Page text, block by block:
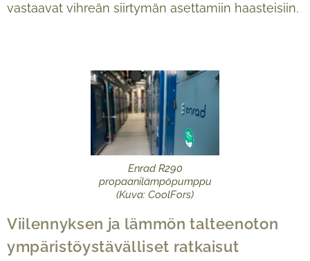
vastaavat vihreän siirtymän asettamiin haasteisiin.
Enrad R290
propaanilämpöpumppu
(Kuva: CoolFors)
Viilennyksen ja lämmön talteenoton
ympäristöystävälliset ratkaisut